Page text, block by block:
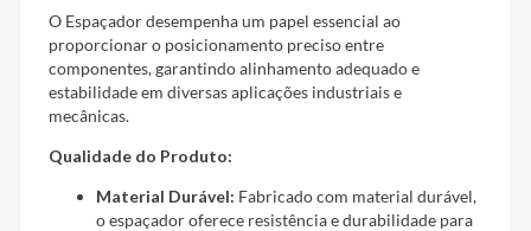
O Espaçador desempenha um papel essencial ao
proporcionar o posicionamento preciso entre
componentes, garantindo alinhamento adequado e
estabilidade em diversas aplicações industriais e
mecânicas.
Qualidade do Produto:
Material Durável: Fabricado com material durável,
o espaçador oferece resistência e durabilidade para